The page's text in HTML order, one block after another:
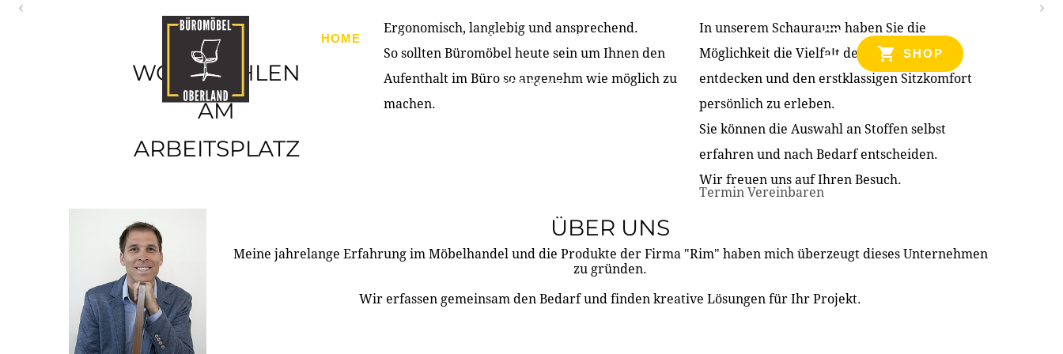
HOME PRODUKTE ÜBER UNS PARTNER & REFERENZEN
KONTAKT
SHOP
WOHLFÜHLEN
AM
ARBEITSPLATZ
Ergonomisch, langlebig und ansprechend.
So sollten Büromöbel heute sein um Ihnen den
Aufenthalt im Büro so angenehm wie möglich zu
machen.
In unserem Schauraum haben Sie die
Möglichkeit die Vielfalt der Produkte zu
entdecken und den erstklassigen Sitzkomfort
persönlich zu erleben.
Sie können die Auswahl an Stoffen selbst
erfahren und nach Bedarf entscheiden.
Wir freuen uns auf Ihren Besuch.
Termin Vereinbaren
ÜBER UNS
Meine jahrelange Erfahrung im Möbelhandel und die Produkte der Firma "Rim" haben mich überzeugt dieses Unternehmen
zu gründen.
Wir erfassen gemeinsam den Bedarf und finden kreative Lösungen für Ihr Projekt.